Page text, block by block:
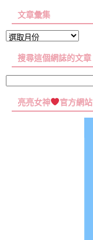
文章彙集
文
彙
搜尋這個網誌的文章
關
亮亮女神 官方網站